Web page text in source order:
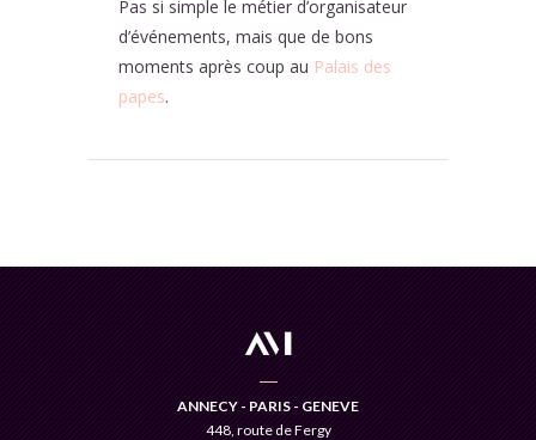
Pas si simple le métier d’organisateur
d’événements, mais que de bons
moments après coup au Palais des
papes.
ANNECY - PARIS - GENEVE
448, route de Fergy